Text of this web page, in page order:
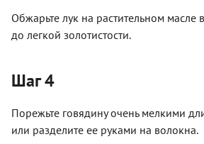
Обжарьте лук на растительном масле
до легкой золотистости.
Шаг 4
Порежьте говядину очень мелкими
или разделите ее руками на волокна.